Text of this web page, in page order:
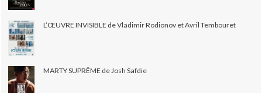
L’ŒUVRE INVISIBLE de Vladimir Rodionov et Avril Tembouret
MARTY SUPRÊME de Josh Safdie